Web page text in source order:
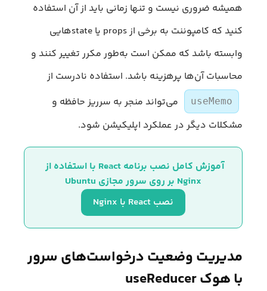
همیشه ضروری نیست و تنها زمانی باید از آن استفاده
کنید که کامپوننت به برخی از props یا stateهایی
وابسته باشد که ممکن است به‌طور مکرر تغییر کنند و
محاسبات آن‌ها پرهزینه باشد. استفاده نادرست از
useMemo
می‌تواند منجر به سرریز حافظه و
مشکلات دیگر در عملکرد اپلیکیشن شود.
آموزش کامل نصب برنامه React با استفاده از
Nginx بر روی سرور مجازی Ubuntu
نصب React با Nginx
مدیریت وضعیت درخواست‌های سرور
با هوک useReducer